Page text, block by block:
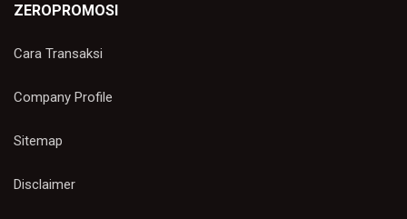
ZEROPROMOSI
Cara Transaksi
Company Profile
Sitemap
Disclaimer